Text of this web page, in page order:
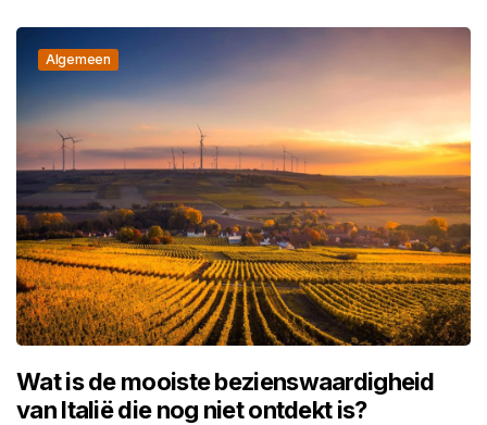
Algemeen
Wat is de mooiste bezienswaardigheid
van Italië die nog niet ontdekt is?